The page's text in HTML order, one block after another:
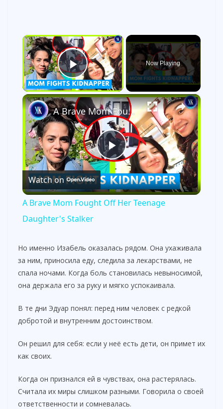
×
Play Video
Now Playing
×
P
l
y
V
i
d
o
A Brave Mom Fought Off Her Teenage Daughter's Stalker
Watch on
A Brave Mom Fought Off Her Teenage
Daughter's Stalker
Но именно Изабель оказалась рядом. Она ухаживала
за ним, приносила еду, следила за лекарствами, не
спала ночами. Когда боль становилась невыносимой,
она держала его за руку и мягко успокаивала.
В те дни Эдуар понял: перед ним человек с редкой
добротой и внутренним достоинством.
Он решил для себя: если у неё есть дети, он примет их
как своих.
Когда он признался ей в чувствах, она растерялась.
Считала их миры слишком разными. Говорила о своей
ответственности и сомневалась.